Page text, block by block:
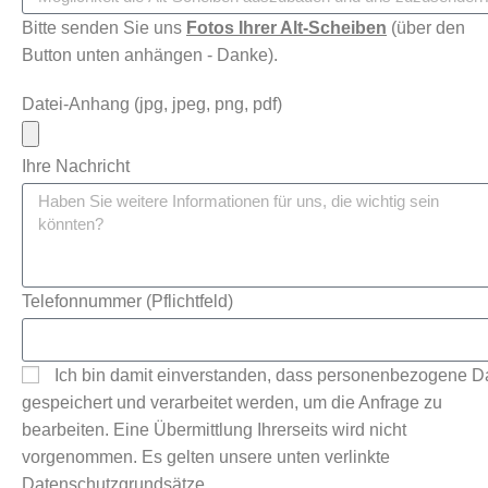
Bitte senden Sie uns Fotos Ihrer Alt-Scheiben (über den
Button unten anhängen - Danke).
Datei-Anhang (jpg, jpeg, png, pdf)
Ihre Nachricht
Telefonnummer (Pflichtfeld)
Ich bin damit einverstanden, dass personenbezogene
gespeichert und verarbeitet werden, um die Anfrage zu
bearbeiten. Eine Übermittlung Ihrerseits wird nicht
vorgenommen. Es gelten unsere unten verlinkte
Datenschutzgrundsätze.